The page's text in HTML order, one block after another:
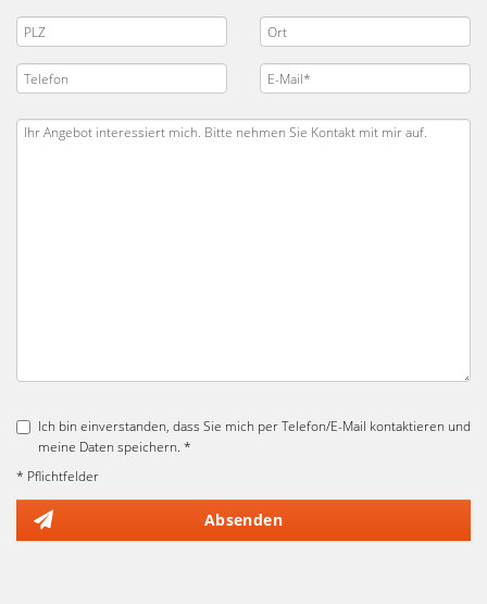
Ich bin einverstanden, dass Sie mich per Telefon/E-Mail kontaktieren und
meine Daten speichern. *
* Pflichtfelder
Absenden